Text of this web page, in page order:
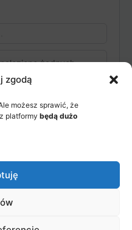
zgodą
możesz sprawić, że
platformy będą dużo
żadnych
przez: Riotech Data